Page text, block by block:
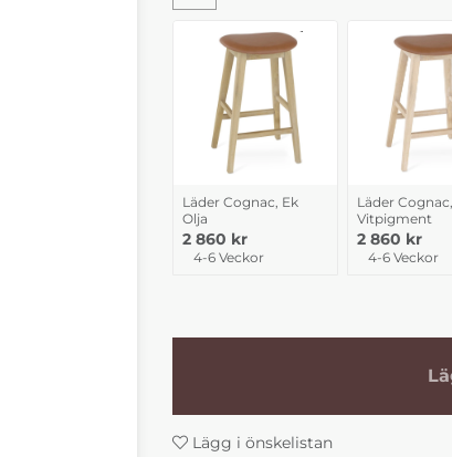
Läder Cognac, Ek
Olja
2 860 kr
4-6 Veckor
Läder
Vitpigment
2 860 kr
4-6 Veckor
Lägg i önskelistan